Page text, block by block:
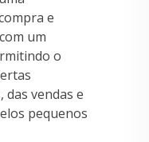
e
um
o
das vendas e
pequenos